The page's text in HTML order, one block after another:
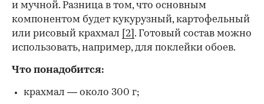
и мучной. Разница в том, что основным
компонентом будет кукурузный, картофельный
или рисовый крахмал
[2] . Готовый состав можно
использовать, например, для поклейки обоев.
Что понадобится:
крахмал — около 300 г;